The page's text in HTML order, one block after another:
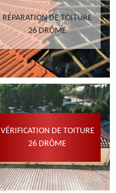
RÉPARATION DE TOITURE
26 DRÔME
VÉRIFICATION DE TOITURE
26 DRÔME